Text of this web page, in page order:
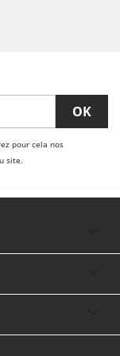
pour cela nos
site.